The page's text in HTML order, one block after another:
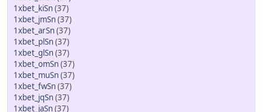
1xbet_kiSn(37)
1xbet_jmSn(37)
1xbet_arSn(37)
1xbet_plSn(37)
1xbet_glSn(37)
1xbet_omSn(37)
1xbet_muSn(37)
1xbet_fwSn(37)
1xbet_jqSn(37)
1xbet_jaSn(37)